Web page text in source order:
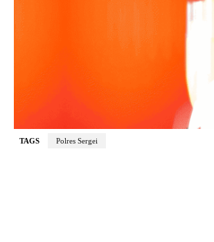
TAGS Polres Sergei